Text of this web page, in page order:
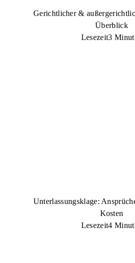
Gerichtlicher &
Überblick
Lesezeit3
Unterlassungsklage:
Kosten
Lesezeit4